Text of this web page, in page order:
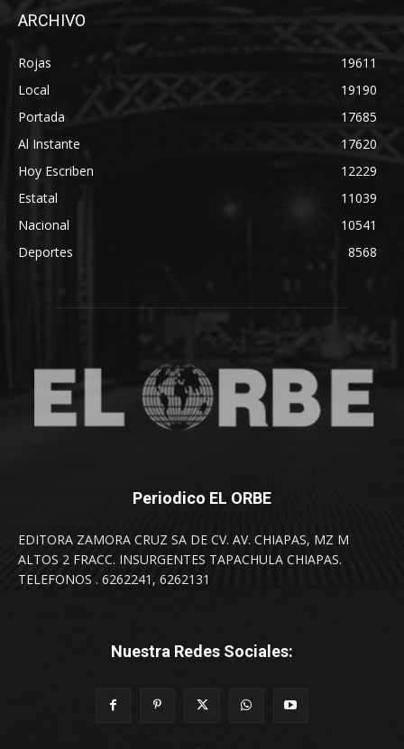
ARCHIVO
Rojas
19611
Local
19190
Portada
17685
Al Instante
17620
Hoy Escriben
12229
Estatal
11039
Nacional
10541
Deportes
8568
Periodico EL ORBE
EDITORA ZAMORA CRUZ SA DE CV. AV. CHIAPAS, MZ M
ALTOS 2 FRACC. INSURGENTES TAPACHULA CHIAPAS.
TELEFONOS . 6262241, 6262131
Nuestra Redes Sociales: